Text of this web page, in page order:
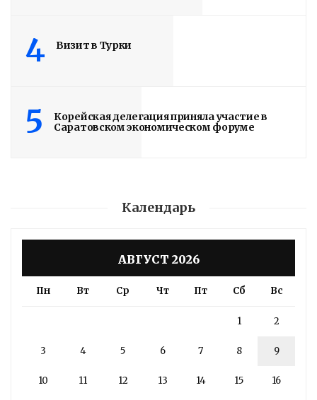
4 Визит в Турки
5
Корейская делегация приняла участие в
Саратовском экономическом форуме
Календарь
АВГУСТ 2026
Пн Вт Ср Чт Пт Сб Вс
1 2
3 4 5 6 7 8 9
10 11 12 13 14 15 16